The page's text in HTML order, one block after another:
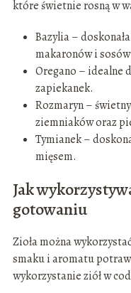
które świetnie rosną w
Bazylia –
makaronów i
Oregano – idealne
zapiekanek.
Rozmaryn –
ziemniaków oraz
Tymianek –
mięsem.
Jak
gotowaniu
Zioła można
smaku i aromatu
wykorzystanie ziół w